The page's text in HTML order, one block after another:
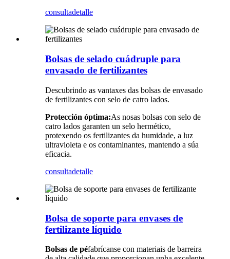
consultadetalle
Bolsas de selado cuádruple para
envasado de fertilizantes
Descubrindo as vantaxes das bolsas de envasado
de fertilizantes con selo de catro lados.
Protección óptima:As nosas bolsas con selo de
catro lados garanten un selo hermético,
protexendo os fertilizantes da humidade, a luz
ultravioleta e os contaminantes, mantendo a súa
eficacia.
consultadetalle
Bolsa de soporte para envases de
fertilizante líquido
Bolsas de péfabrícanse con materiais de barreira